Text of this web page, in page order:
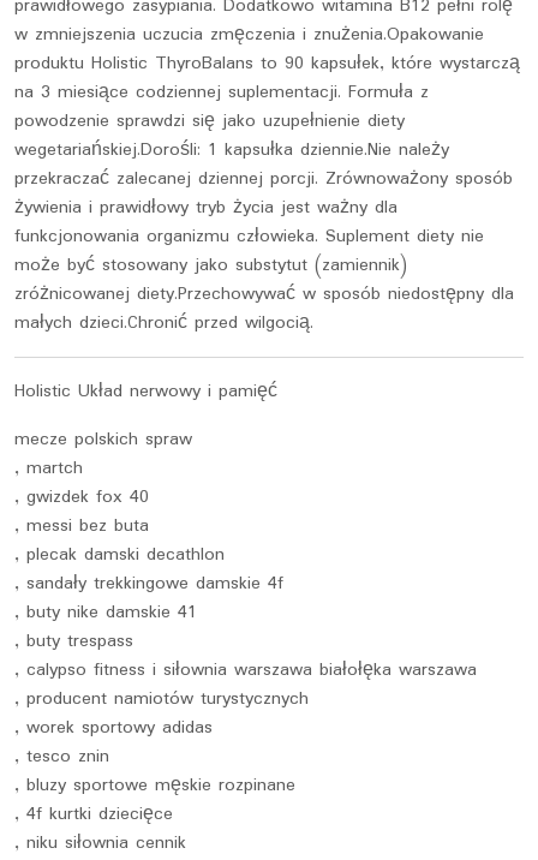
w zmniejszenia uczucia zmęczenia i znużenia.Opakowanie
produktu Holistic ThyroBalans to 90 kapsułek, które wystarczą
na 3 miesiące codziennej suplementacji. Formuła z
powodzenie sprawdzi się jako uzupełnienie diety
wegetariańskiej.Dorośli: 1 kapsułka dziennie.Nie należy
przekraczać zalecanej dziennej porcji. Zrównoważony sposób
żywienia i prawidłowy tryb życia jest ważny dla
funkcjonowania organizmu człowieka. Suplement diety nie
może być stosowany jako substytut (zamiennik)
zróżnicowanej diety.Przechowywać w sposób niedostępny dla
małych dzieci.Chronić przed wilgocią.
Holistic Układ nerwowy i pamięć
mecze polskich spraw
, martch
, gwizdek fox 40
, messi bez buta
, plecak damski decathlon
, sandały trekkingowe damskie 4f
, buty nike damskie 41
, buty trespass
, calypso fitness i siłownia warszawa białołęka warszawa
, producent namiotów turystycznych
, worek sportowy adidas
, tesco znin
, bluzy sportowe męskie rozpinane
, 4f kurtki dziecięce
, niku siłownia cennik